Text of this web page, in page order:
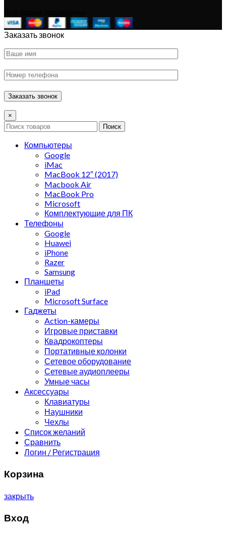
Заказать звонок
×
Поиск
Компьютеры
Google
iMac
MacBook 12″ (2017)
Macbook Air
MacBook Pro
Microsoft
Комплектующие для ПК
Телефоны
Google
Huawei
iPhone
Razer
Samsung
Планшеты
iPad
Microsoft Surface
Гаджеты
Action-камеры
Игровые приставки
Квадрокоптеры
Портативные колонки
Сетевое оборудование
Сетевые аудиоплееры
Умные часы
Аксессуары
Клавиатуры
Наушники
Чехлы
Список желаний
Сравнить
Логин / Регистрация
Корзина
закрыть
Вход